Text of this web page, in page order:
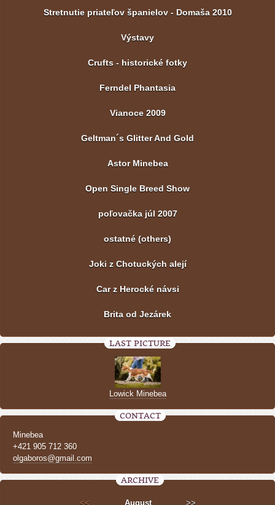
Stretnutie priateľov španielov - Domaša 2010
Výstavy
Crufts - historické fotky
Ferndel Phantasia
Vianoce 2009
Geltman´s Glitter And Gold
Astor Minebea
Open Single Breed Show
poľovačka júl 2007
ostatné (others)
Joki z Chotuckých alejí
Car z Herocké návsi
Brita od Jezárek
LAST PICTURE
Lowick Minebea
CONTACT
Minebea
+421 905 712 360
olgaboros@gmail.com
ARCHIVE
<< August >>